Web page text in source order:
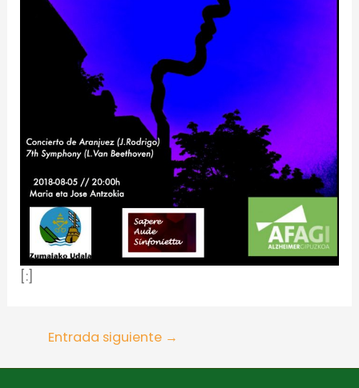
[:]
Entrada siguiente →